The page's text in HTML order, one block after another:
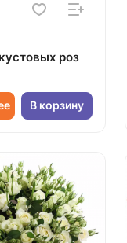
роз
В корзину